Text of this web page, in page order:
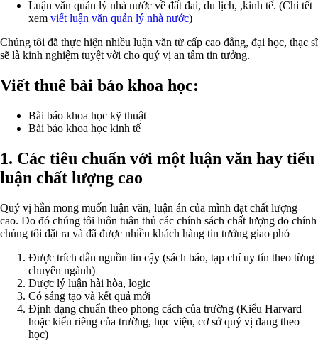
Luận văn quản lý nhà nước về đất đai, du lịch, ,kinh tế. (Chi tết
xem viết luận văn quản lý nhà nước)
Chúng tôi đã thực hiện nhiều luận văn từ cấp cao đẳng, đại học, thạc sĩ
sẽ là kinh nghiệm tuyệt vời cho quý vị an tâm tin tưởng.
Viết thuê bài báo khoa học:
Bài báo khoa học kỹ thuật
Bài báo khoa học kinh tế
1. Các tiêu chuẩn với một luận văn hay tiểu
luận chất lượng cao
Quý vị hẳn mong muốn luận văn, luận án của mình đạt chất lượng
cao. Do đó chúng tôi luôn tuân thủ các chính sách chất lượng do chính
chúng tôi đặt ra và đã được nhiều khách hàng tin tưởng giao phó
Được trích dẫn nguồn tin cậy (sách báo, tạp chí uy tín theo từng
chuyên ngành)
Được lý luận hài hòa, logic
Có sáng tạo và kết quả mới
Định dạng chuẩn theo phong cách của trường (Kiểu Harvard
hoặc kiểu riêng của trường, học viện, cơ sở quý vị đang theo
học)